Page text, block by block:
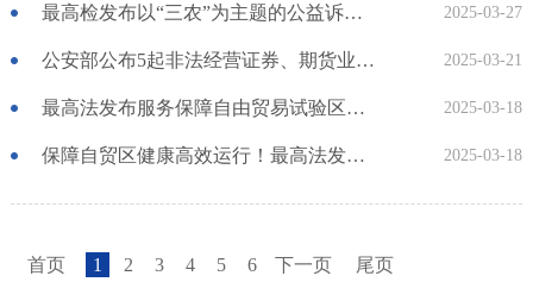
最高检发布以“三农”为主题的公益诉讼典型案例 2025-03-27
公安部公布5起非法经营证券、期货业务犯罪典型案例 2025-03-21
最高法发布服务保障自由贸易试验区建设典型案例 2025-03-18
保障自贸区健康高效运行！最高法发布第二批服务保障自由贸易试验区建设典型案例 2025-03-18
首页 1 2 3 4 5 6 下一页 尾页